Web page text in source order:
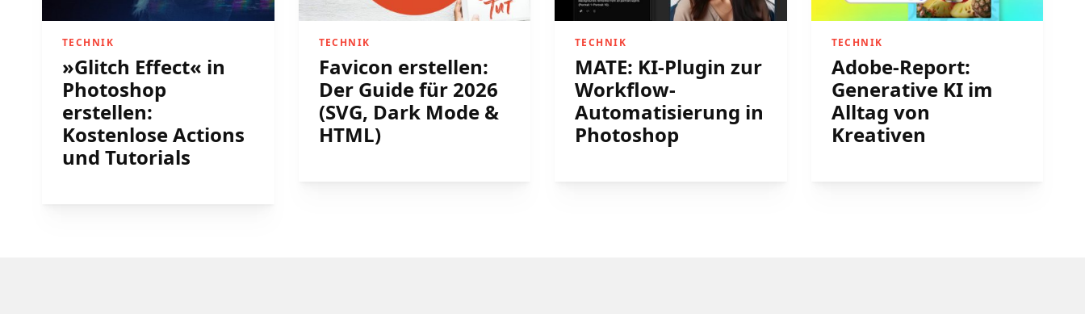
TECHNIK
»Glitch Effect« in
Photoshop
erstellen:
Kostenlose Actions
und Tutorials
TECHNIK
Favicon erstellen:
Der Guide für 2026
(SVG, Dark Mode &
HTML)
TECHNIK
MATE: KI-Plugin zur
Workflow-
Automatisierung in
Photoshop
TECHNIK
Adobe-Report:
Generative KI im
Alltag von
Kreativen